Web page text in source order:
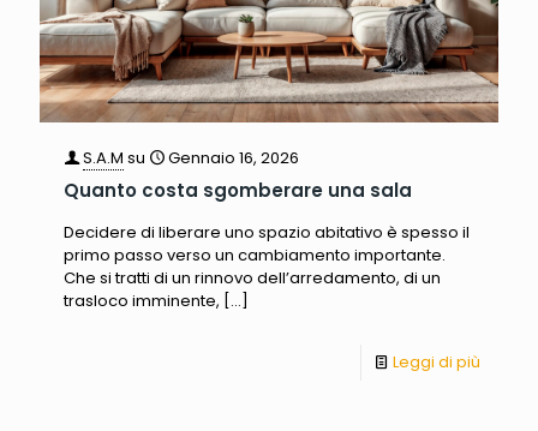
S.A.M su Gennaio 16, 2026
Quanto costa sgomberare una sala
Decidere di liberare uno spazio abitativo è spesso il
primo passo verso un cambiamento importante.
Che si tratti di un rinnovo dell’arredamento, di un
trasloco imminente, […]
Leggi di più